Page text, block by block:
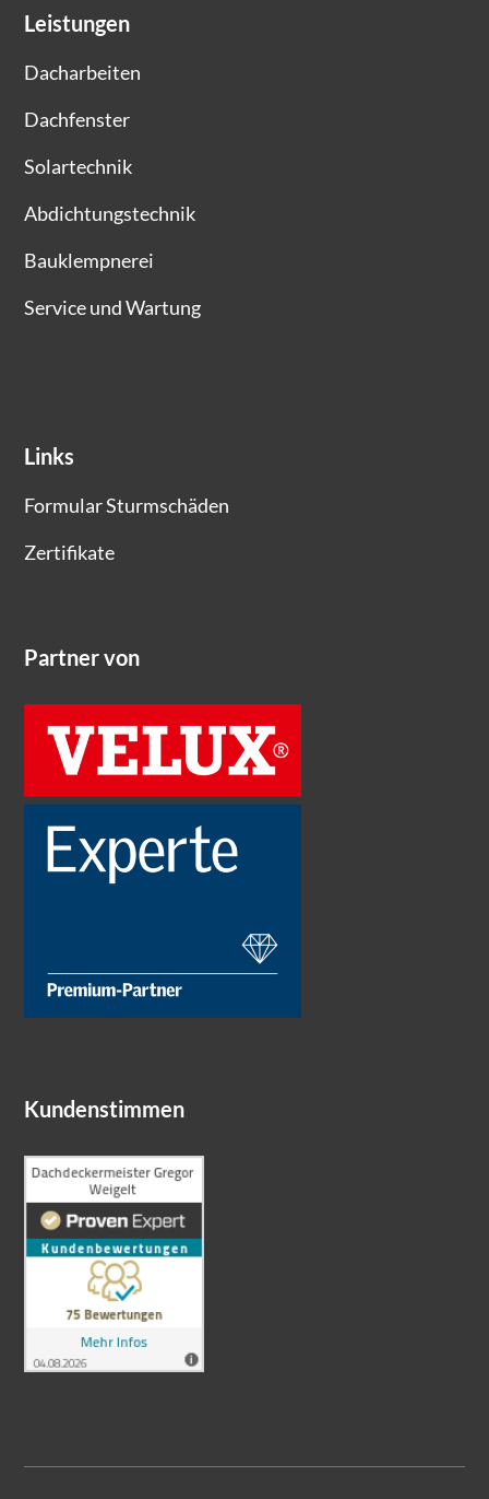
Leistungen
Dacharbeiten
Dachfenster
Solartechnik
Abdichtungstechnik
Bauklempnerei
Service und Wartung
Links
Formular Sturmschäden
Zertifikate
Partner von
Kundenstimmen